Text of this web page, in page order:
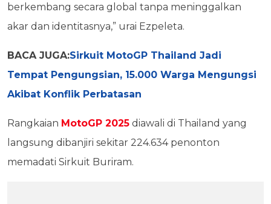
berkembang secara global tanpa meninggalkan
akar dan identitasnya,” urai Ezpeleta.
BACA JUGA:Sirkuit MotoGP Thailand Jadi
Tempat Pengungsian, 15.000 Warga Mengungsi
Akibat Konflik Perbatasan
Rangkaian MotoGP 2025 diawali di Thailand yang
langsung dibanjiri sekitar 224.634 penonton
memadati Sirkuit Buriram.